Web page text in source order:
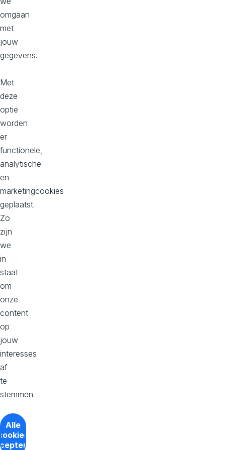
Hoofd kantoor
Dorpstraat 50-B
2396 HC
Koudekerk aan den Rijn
Kantoor Zuid, Donna
Philitelaan 57, 2e verdieping
Eindhoven
Bekijk op maps
omgaan
met
jouw
gegevens.
Met
deze
optie
worden
er
functionele,
analytische
en
marketingcookies
geplaatst.
Zo
zijn
we
in
staat
om
onze
content
op
jouw
interesses
af
te
stemmen.
Alle